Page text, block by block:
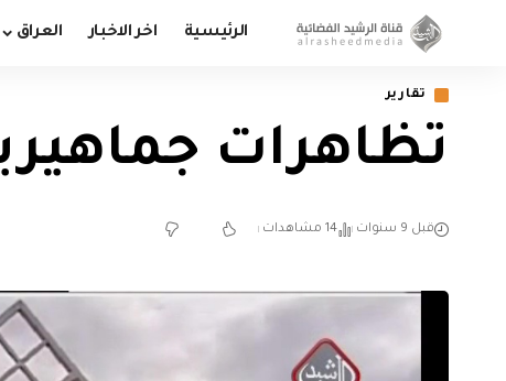
الرئيسية اخر الاخبار العراق
تقارير
تظاهرات
قبل 9 سنوات 14 مشاهدات